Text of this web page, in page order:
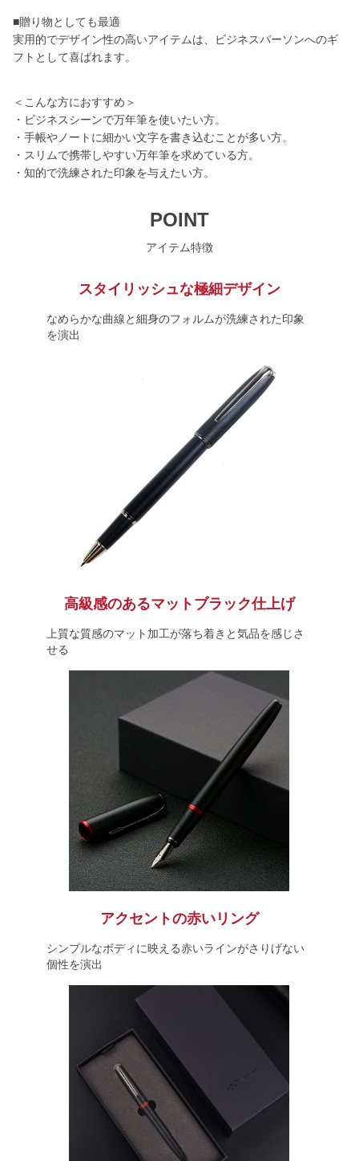
■贈り物としても最適
実用的でデザイン性の高いアイテムは、ビジネスパーソンへのギ
フトとして喜ばれます。
＜こんな方におすすめ＞
・ビジネスシーンで万年筆を使いたい方。
・手帳やノートに細かい文字を書き込むことが多い方。
・スリムで携帯しやすい万年筆を求めている方。
・知的で洗練された印象を与えたい方。
POINT
アイテム特徴
スタイリッシュな極細デザイン
なめらかな曲線と細身のフォルムが洗練された印象
を演出
高級感のあるマットブラック仕上げ
上質な質感のマット加工が落ち着きと気品を感じさ
せる
アクセントの赤いリング
シンプルなボディに映える赤いラインがさりげない
個性を演出